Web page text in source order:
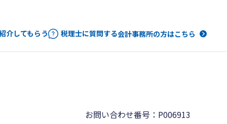
介してもらう 税理士に質問する会計事務所の方はこちら
お問い合わせ番号：P006913